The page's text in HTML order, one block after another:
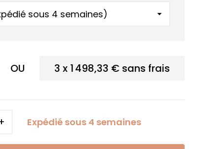
OU 3 x 1 498,33 € sans frais
Expédié sous 4 semaines